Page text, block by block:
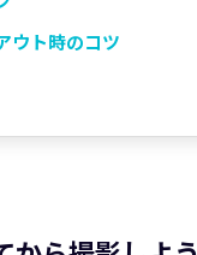
ウト時のコツ